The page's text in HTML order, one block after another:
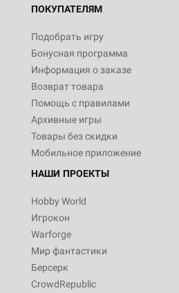
ПОКУПАТЕЛЯМ
Подобрать игру
Бонусная программа
Информация о заказе
Возврат товара
Помощь с правилами
Архивные игры
Товары без скидки
Мобильное приложение
НАШИ ПРОЕКТЫ
Hobby World
Игрокон
Warforge
Мир фантастики
Берсерк
CrowdRepublic